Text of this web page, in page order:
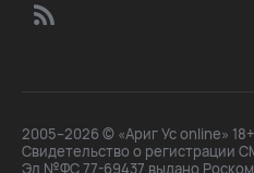
2005–2026 © «Ариг Ус online» 18+
Свидетельство о регистрации
Эл №ФС 77-69437 выдано